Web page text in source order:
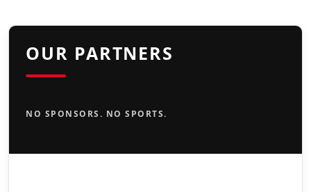
OUR PARTNERS
NO SPONSORS. NO SPORTS.